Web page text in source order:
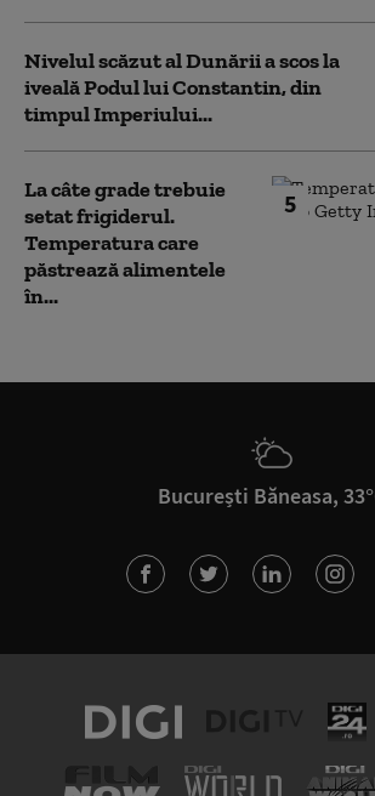
Nivelul scăzut al Dunării a scos la
iveală Podul lui Constantin, din
timpul Imperiului...
5
La câte grade trebuie
setat frigiderul.
Temperatura care
păstrează alimentele
în...
București Băneasa,